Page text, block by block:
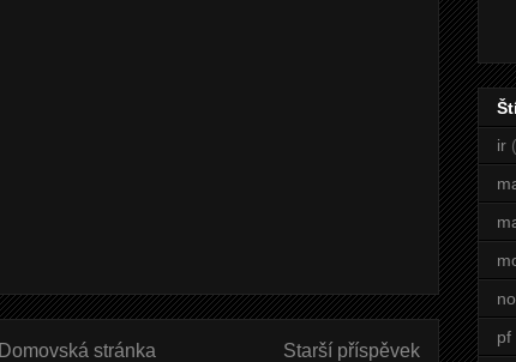
Starší příspěvek
Domovská stránka
ir
pf